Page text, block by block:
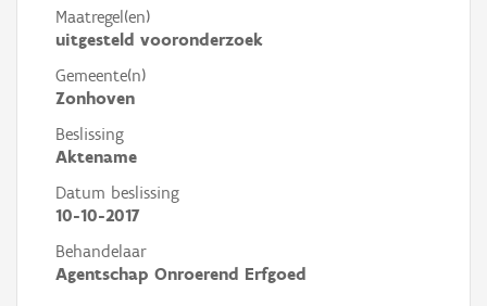
Maatregel(en)
uitgesteld vooronderzoek
Gemeente(n)
Zonhoven
Beslissing
Aktename
Datum beslissing
10-10-2017
Behandelaar
Agentschap Onroerend Erfgoed